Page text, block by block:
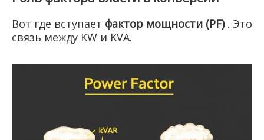
Вот где вступает фактор мощности (PF) . Это
связь между KW и KVA.